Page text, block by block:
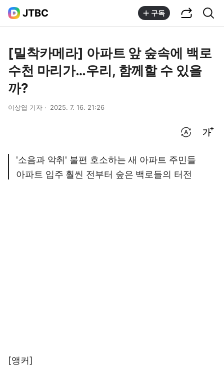
JTBC 구독
[밀착카메라] 아파트 앞 숲속에 백로
수천 마리가…우리, 함께할 수 있을
까?
이상엽 기자 2025. 7. 16. 21:26
'소음과 악취' 불편 호소하는 새 아파트 주민들
아파트 입주 훨씬 전부터 숲은 백로들의 터전
[앵커]